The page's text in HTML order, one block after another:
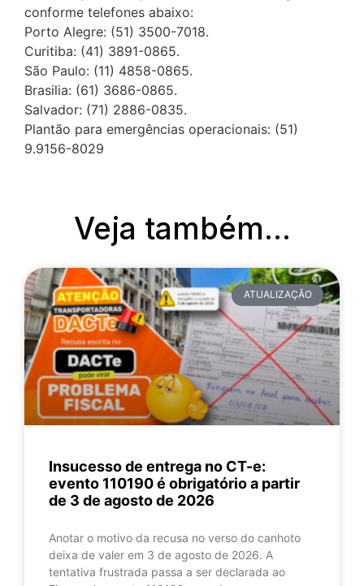
conforme telefones abaixo:
Porto Alegre: (51) 3500-7018.
Curitiba: (41) 3891-0865.
São Paulo: (11) 4858-0865.
Brasilia: (61) 3686-0865.
Salvador: (71) 2886-0835.
Plantão para emergências operacionais: (51)
9.9156-8029
Veja também...
ATUALIZAÇÃO
Insucesso de entrega no CT-e:
evento 110190 é obrigatório a partir
de 3 de agosto de 2026
Anotar o motivo da recusa no verso do canhoto
deixa de valer em 3 de agosto de 2026. A
tentativa frustrada passa a ser declarada ao